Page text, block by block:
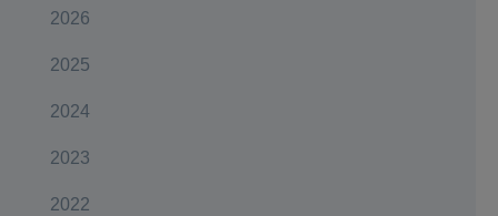
2026
2025
2024
2023
2022